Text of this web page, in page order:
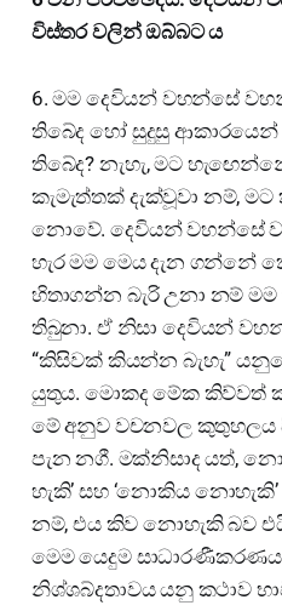
විස්තර වලින් ඔබ්බට ය
6. මම දෙවියන් වහන්සේ
තිබේද හෝ සුදුසු
තිබේද? නැහැ, මට
කැමැත්තක් දැක්වූවා නම්,
නොවේ. දෙවියන් වහන්සේ
හැර මම මෙය දැන ගන්නේ
හිතාගන්න බැරි උනා නම්
තිබුනා. ඒ නිසා දෙවියන්
“කිසිවක් කියන්න බැහැ”
යුතුය. මොකද මේක කිව්වත්
මේ අනුව වචනවල කුතුහලය
පැන නගී. මක්නිසාද යත්,
හැකි’ සහ ‘නොකිය
නම්, එය කිව නොහැකි බව
මෙම යෙදුම සාධාරණීකරණය
නිශ්ශබ්දතාවය යනු කථාව